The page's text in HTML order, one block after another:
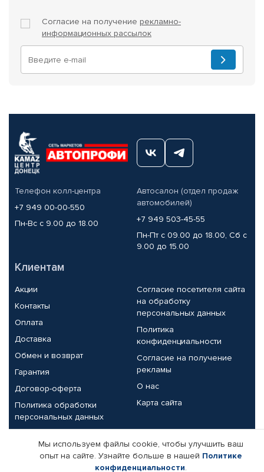
Согласие на получение рекламно-
информационных рассылок
Телефон колл-центра
+7 949 00-00-550
Пн-Вс с 9.00 до 18.00
Автосалон (отдел продаж
автомобилей)
+7 949 503-45-55
Пн-Пт с 09.00 до 18.00, Сб с
9.00 до 15.00
Клиентам
Акции
Контакты
Оплата
Доставка
Обмен и возврат
Гарантия
Договор-оферта
Политика обработки
персональных данных
Согласие посетителя сайта
на обработку
персональных данных
Политика
конфиденциальности
Согласие на получение
рекламы
О нас
Карта сайта
Партнерам
Корпоративным клиентам Реквизиты компании
Мы используем файлы cookie, чтобы улучшить ваш
опыт на сайте. Узнайте больше в нашей Политике
конфиденциальности.